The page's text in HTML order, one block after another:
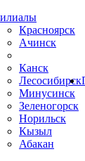
Красноярск
Ачинск
Канск
Лесосибирск
Минусинск
Зеленогорск
Норильск
Кызыл
Абакан